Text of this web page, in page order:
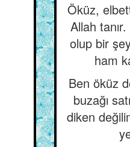
Öküz,
Allah
olup bir
ham
Ben öküz
buzağı
diken